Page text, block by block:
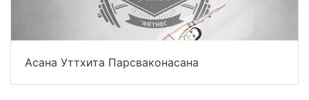
Асана Уттхита Парсваконасана